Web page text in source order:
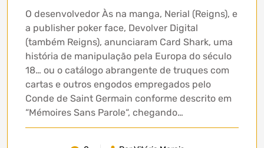
O desenvolvedor Às na manga, Nerial (Reigns), e
a publisher poker face, Devolver Digital
(também Reigns), anunciaram Card Shark, uma
história de manipulação pela Europa do século
18… ou o catálogo abrangente de truques com
cartas e outros engodos empregados pelo
Conde de Saint Germain conforme descrito em
“Mémoires Sans Parole“, chegando…